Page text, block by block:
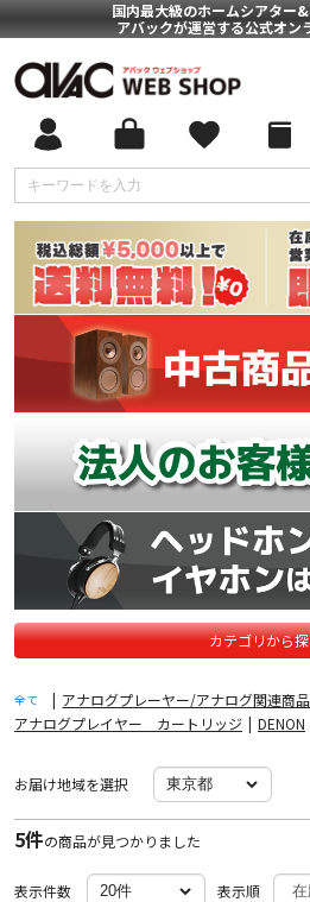
国内最大級のホームシアター
アバックが運営する公式オン
カテゴリから
全て | アナログプレーヤー/アナログ関連商
アナログプレイヤー カートリッジ | DENON
お届け地域を選択
5件の商品が見つかりました
表示件数 表示順